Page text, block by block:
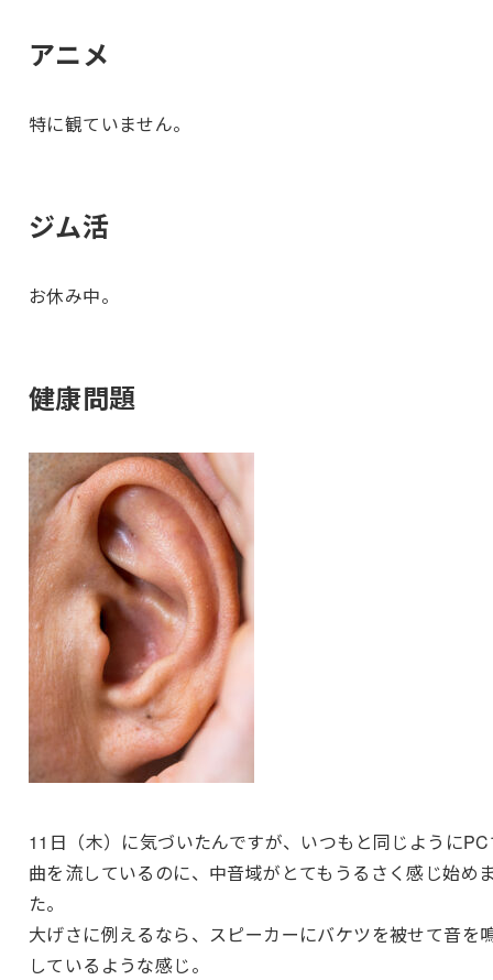
アニメ
特に観ていません。
ジム活
お休み中。
健康問題
11日（木）に気づいたんですが、いつもと同じように
曲を流しているのに、中音域がとてもうるさく感じ始め
た。
大げさに例えるなら、スピーカーにバケツを被せて音を
しているような感じ。